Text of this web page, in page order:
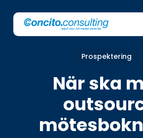
main
Prospektering
När ska